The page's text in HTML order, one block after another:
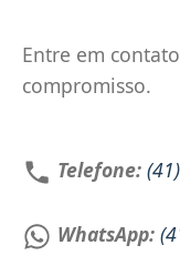
Entre em
compromisso.
Telefone:
WhatsApp: